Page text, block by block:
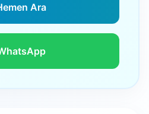
Ara